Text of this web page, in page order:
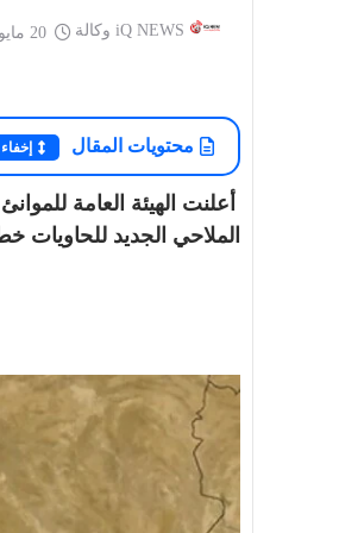
أخبار العراق
iQ NEWS وكالة
20 سبتمبر 2025
أمسية شعرية حاشدة للشاعر الفلسطيني
تميم البرغوثي على قاعة التشريفات في
iQ NEWS وكالة
محتويات المقال إخفاء
أعلنت الهيئة العامة
الملاحي الجديد للحاويات